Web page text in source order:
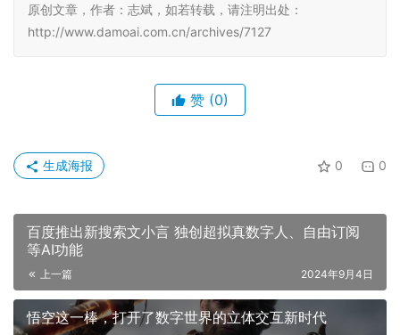
原创文章，作者：志斌，如若转载，请注明出处：
http://www.damoai.com.cn/archives/7127
赞 (0)
0 0
生成海报
百度推出新搜索文小言 独创超拟真数字人、自由订阅
等AI功能
上一篇 2024年9月4日
悟空这一棒，打开了数字世界的立体交互新时代